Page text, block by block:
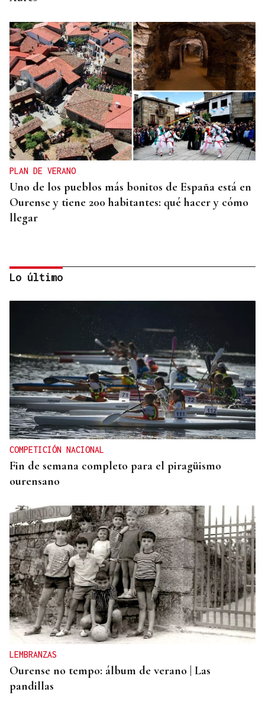
PLAN DE VERANO
Uno de los pueblos más bonitos de España está en
Ourense y tiene 200 habitantes: qué hacer y cómo
llegar
CREACIÓN DE VIVIENDA
2.000 casas vacías en Celanova y solo tres en
alquiler
Lo último
COMPETICIÓN NACIONAL
Fin de semana completo para el piragüismo
ourensano
LEMBRANZAS
Ourense no tempo: álbum de verano | Las
pandillas